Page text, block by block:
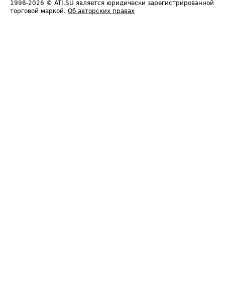
1998-2026 © ATI.SU является юридически зарегистрированной
торговой маркой. Об авторских правах